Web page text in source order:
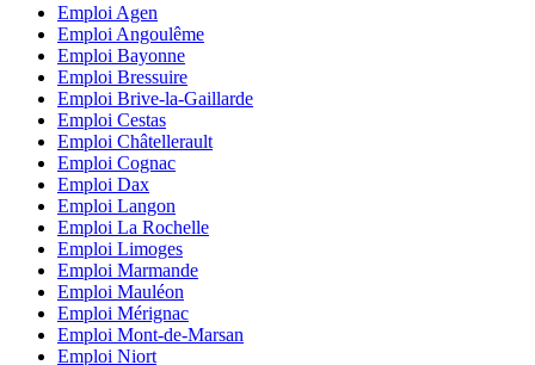
Emploi Agen
Emploi Angoulême
Emploi Bayonne
Emploi Bressuire
Emploi Brive-la-Gaillarde
Emploi Cestas
Emploi Châtellerault
Emploi Cognac
Emploi Dax
Emploi Langon
Emploi La Rochelle
Emploi Limoges
Emploi Marmande
Emploi Mauléon
Emploi Mérignac
Emploi Mont-de-Marsan
Emploi Niort